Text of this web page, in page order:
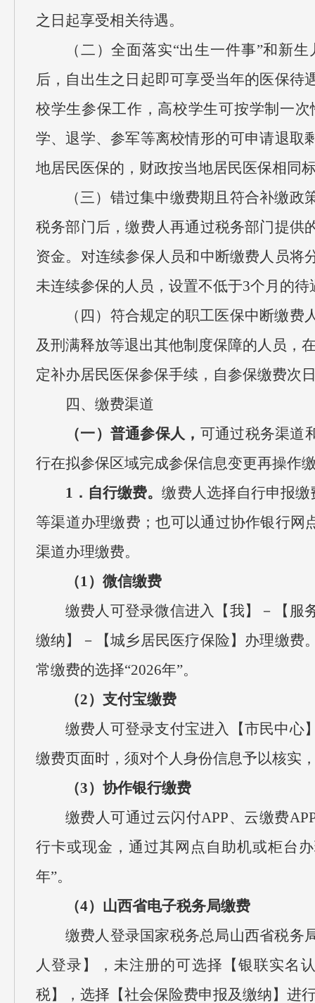
之日起享受相关待遇。
（二）全面落实“出生一件事”和新
后，自出生之日起即可享受当年的医保待
校学生参保工作，高校学生可按学制一
学、退学、参军等离校情形的可申请退取
地居民医保的，财政按当地居民医保相同
（三）错过集中缴费期且符合补缴
税务部门后，缴费人再通过税务部门提供
资金。对连续参保人员和中断缴费人员将
未连续参保的人员，设置不低于3个月的
（四）符合规定的职工医保中断缴
及刑满释放等退出其他制度保障的人员，
定补办居民医保参保手续，自参保缴费次
四、缴费渠道
（一）普通参保人， 可通过税务渠道
行在拟参保区域完成参保信息变更再操作
1．自行缴费。缴费人选择自行申报
等渠道办理缴费；也可以通过协作银行网
渠道办理缴费。
（1）微信缴费
缴费人可登录微信进入【我】－【服
缴纳】－【城乡居民医疗保险】办理缴费
常缴费的选择“2026年”。
（2）支付宝缴费
缴费人可登录支付宝进入【市民中心
缴费页面时，须对个人身份信息予以核实
（3）协作银行缴费
缴费人可通过云闪付APP、云缴费
行卡或现金，通过其网点自助机或柜台
年”。
（4）山西省电子税务局缴费
缴费人登录国家税务总局山西省税务
人登录】，未注册的可选择【银联实名
税】，选择【社会保险费申报及缴纳】进